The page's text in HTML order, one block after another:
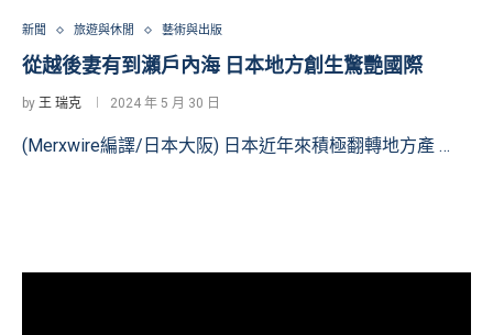
新聞 旅遊與休閒 藝術與出版
從越後妻有到瀨戶內海 日本地方創生驚艷國際
by 王 瑞克 2024 年 5 月 30 日
(Merxwire編譯/日本大阪) 日本近年來積極翻轉地方產 …